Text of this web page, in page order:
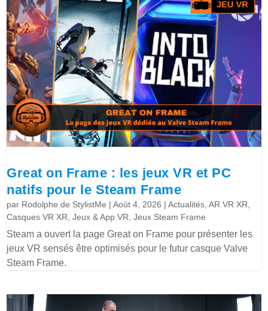
Great on Frame : les jeux VR et PC
natifs pour le Steam Frame
par Rodolphe de StylistMe |Août 4, 2026 |Actualités ,AR VR XR
Casques VR XR ,Jeux & App VR ,Jeux Steam Frame
Steam a ouvert la page Great on Frame pour présenter les
jeux VR sensés être optimisés pour le futur casque Valve
Steam Frame.